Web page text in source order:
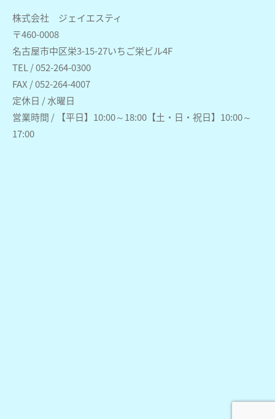
株式会社 ジェイエスティ
〒460-0008
名古屋市中区栄3-15-27いちご栄ビル4F
TEL / 052-264-0300
FAX / 052-264-4007
定休日 / 水曜日
営業時間 / 【平日】10:00～18:00【土・日・祝日】10:00～
17:00